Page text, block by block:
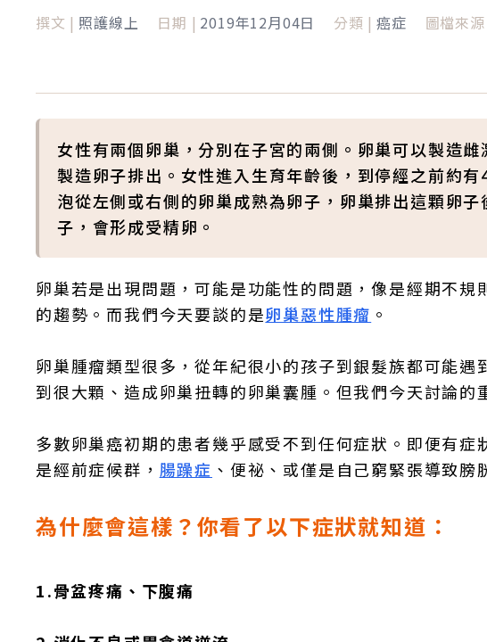
撰文 | 照護線上 日期 | 2019年12月04日 分類 | 癌症 圖檔來
女性有兩個卵巢，分別在子宮的兩側。卵巢可以製造
製造卵子排出。女性進入生育年齡後，到停經之前約
泡從左側或右側的卵巢成熟為卵子，卵巢排出這顆卵
子，會形成受精卵。
卵巢若是出現問題，可能是功能性的問題，像是經期不
的趨勢。而我們今天要談的是卵巢惡性腫瘤 。
卵巢腫瘤類型很多，從年紀很小的孩子到銀髮族都可能
到很大顆、造成卵巢扭轉的卵巢囊腫。但我們今天討論的
多數卵巢癌初期的患者幾乎感受不到任何症狀。即便有
是經前症候群， 腸躁症 、便祕、或僅是自己窮緊張導致膀
為什麼會這樣？你看了以下症狀就知道：
1.骨盆疼痛、下腹痛